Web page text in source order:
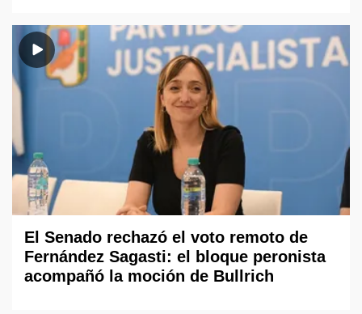
El Senado rechazó el voto remoto de
Fernández Sagasti: el bloque peronista
acompañó la moción de Bullrich